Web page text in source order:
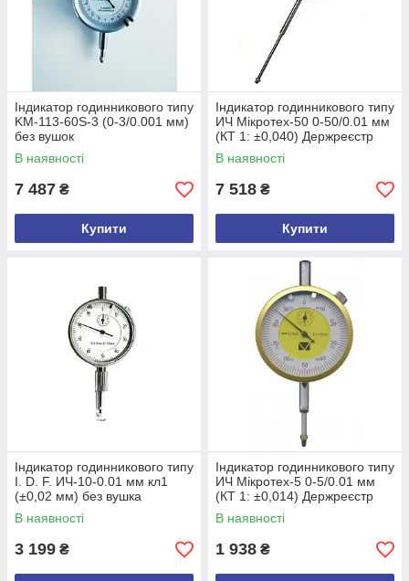
Індикатор годинникового типу
KM-113-60S-3 (0-3/0.001 мм)
без вушок
В наявності
7 487 ₴
Купити
Індикатор годинникового типу
ИЧ Мікротех-50 0-50/0.01 мм
(КТ 1: ±0,040) Держреєстр
України №У3071-10
В наявності
7 518 ₴
Купити
Індикатор годинникового типу
I. D. F. ИЧ-10-0.01 мм кл1
(±0,02 мм) без вушка
(mdr_3025 108 40)
В наявності
3 199 ₴
Індикатор годинникового типу
ИЧ Мікротех-5 0-5/0.01 мм
(КТ 1: ±0,014) Держреєстр
України №У3071-10
(mdr_5209)
В наявності
1 938 ₴